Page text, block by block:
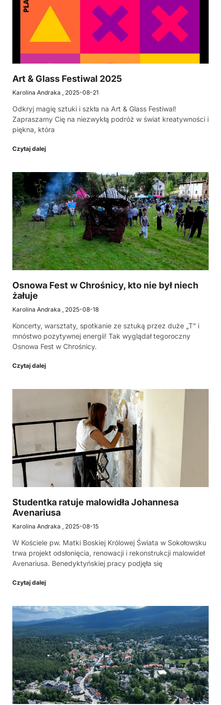
Art & Glass Festiwal 2025
Karolina Andraka 2025-08-21
Odkryj magię sztuki i szkła na Art & Glass Festiwal!
Zapraszamy Cię na niezwykłą podróż w świat kreatywności i
piękna, która
Czytaj dalej
Osnowa Fest w Chrośnicy, kto nie był niech
żałuje
Karolina Andraka 2025-08-18
Koncerty, warsztaty, spotkanie ze sztuką przez duże „T” i
mnóstwo pozytywnej energii! Tak wyglądał tegoroczny
Osnowa Fest w Chrośnicy.
Czytaj dalej
Studentka ratuje malowidła Johannesa
Avenariusa
Karolina Andraka 2025-08-15
W Kościele pw. Matki Boskiej Królowej Świata w Sokołowsku
trwa projekt odsłonięcia, renowacji i rekonstrukcji malowideł
Avenariusa. Benedyktyńskiej pracy podjęła się
Czytaj dalej